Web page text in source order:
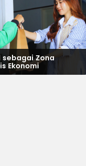
Zona
Ekonomi